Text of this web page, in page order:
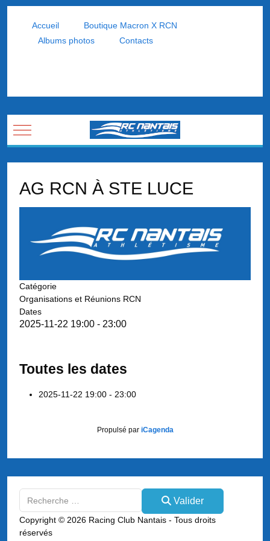
Accueil
Boutique Macron X RCN
Albums photos
Contacts
Mobile Menu Toggle
AG RCN À STE LUCE
Catégorie
Organisations et Réunions RCN
Dates
2025-11-22 19:00 - 23:00
Toutes les dates
2025-11-22 19:00 - 23:00
Propulsé par iCagenda
Type 2 or more characters for results.
Valider
Copyright © 2026 Racing Club Nantais - Tous droits
réservés